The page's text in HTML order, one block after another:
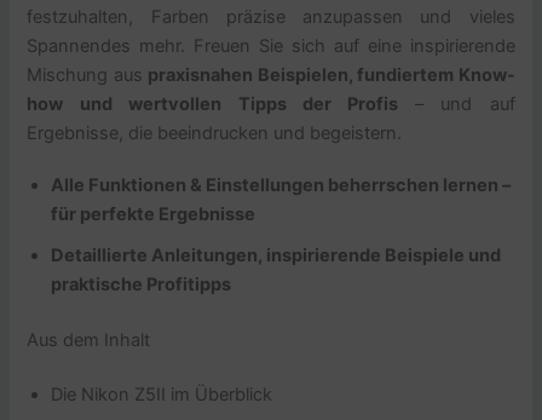
festzuhalten, Farben präzise anzupassen und vieles
Spannendes mehr. Freuen Sie sich auf eine inspirierende
Mischung aus praxisnahen Beispielen, fundiertem Know-
how und wertvollen Tipps der Profis – und auf
Ergebnisse, die beeindrucken und begeistern.
Alle Funktionen & Einstellungen beherrschen lernen –
für perfekte Ergebnisse
Detaillierte Anleitungen, inspirierende Beispiele und
praktische Profitipps
Aus dem Inhalt
Die Nikon Z5II im Überblick